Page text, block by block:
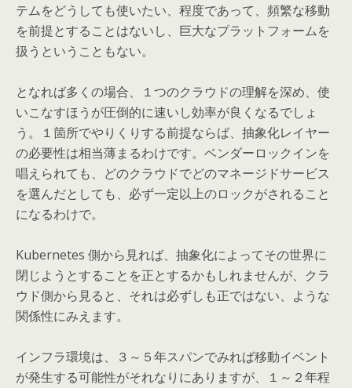
テムをどうしても使いたい、程度であって、頻繁な移動
を前提とすることはないし、巨大なプラットフォームを
扱うということもない。
となれば多くの場合、１つのクラウドの理解を深め、使
いこなすほうが圧倒的に速いし効率が良くなるでしょ
う。１箇所でやりくりする前提ならば、抽象化レイヤー
の必要性は相当薄まるわけです。ベンダーロックインを
唱えられても、どのクラウドでどのマネージドサービス
を選んだとしても、必ず一定以上のロックがされること
になるわけで。
Kubernetes 側から見れば、抽象化によってその世界に
閉じようとすることを正とするかもしれませんが、クラ
ウド側から見ると、それは必ずしも正ではない、ような
関係性にみえます。
インフラ環境は、３～５年スパンでみれば移動イベント
が発生する可能性がそれなりにありますが、１～２年程